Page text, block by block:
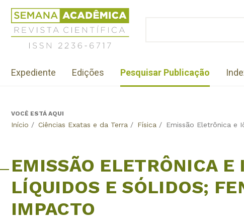
Jump
navigation
Revista
Científica
Semana
Acadêmica
2236-
Menu
institutional
Expediente Edições Pesquisar Publicação
BackVOCÊ ESTÁ AQUI
Início / Ciências Exatas e da Terra / Física / Emissão Eletrônica e
EMISSÃO ELETRÔNICA E
LÍQUIDOS E SÓLIDOS;
IMPACTO